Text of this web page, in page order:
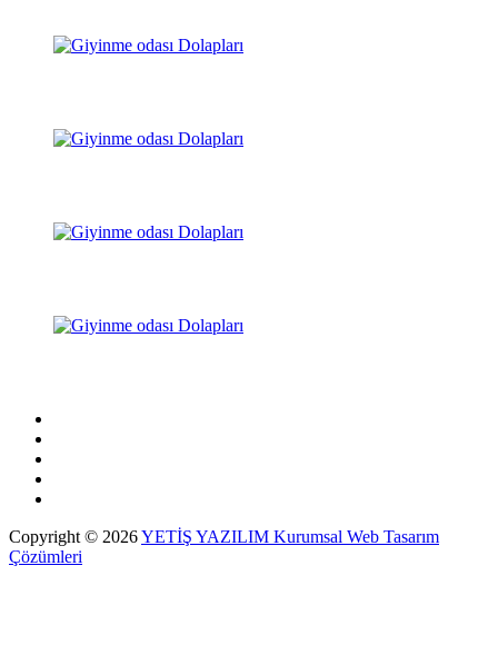
Copyright © 2026YETİŞ YAZILIM Kurumsal Web Tasarım
Çözümleri